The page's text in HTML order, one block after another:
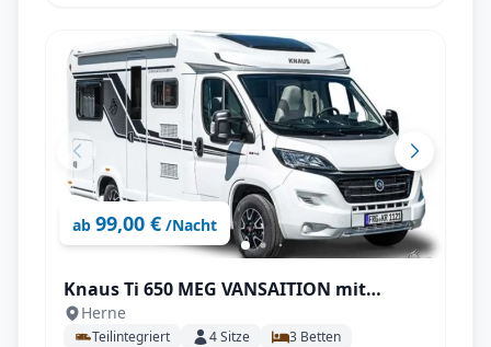
ab 99,00 € /Nacht
Knaus Ti 650 MEG VANSAITION mit
Herne
Teilintegriert 4Sitze 3 Betten